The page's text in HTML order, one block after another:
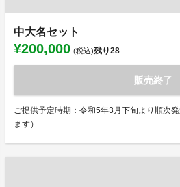
中大名セット
¥200,000 (税込)残り28
販売終了
ご提供予定時期：令和5年3月下旬より順次
ます）